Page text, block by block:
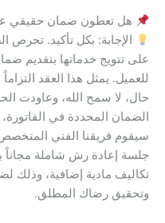
هل تعطون ضمان حقيقي
الإجابة: بكل تأكيد. تحرص
على تتويج خدماتها بتقديم
للعميل. يمثل هذا العقد
حال، لا سمح الله، وعاودت
الضمان المحددة في
سيقوم فريقنا الفني المتخصص
جلسة إعادة رش شاملة مجاناً
تكاليف مادية إضافية، وذلك
وتحقيق رضاك المطلق.